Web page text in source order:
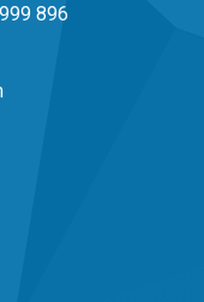
896